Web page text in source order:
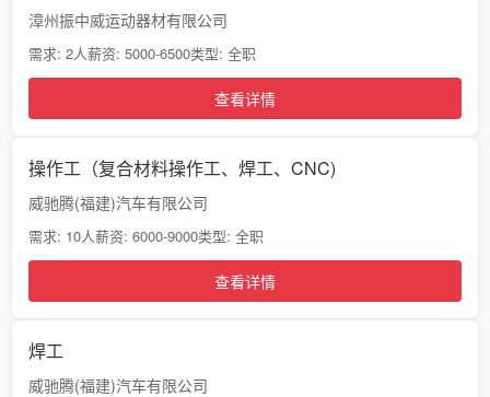
漳州振中威运动器材有限公司
需求: 2人薪资: 5000-6500类型: 全职
查看详情
操作工（复合材料操作工、焊工、CNC)
威驰腾(福建)汽车有限公司
需求: 10人薪资: 6000-9000类型: 全职
查看详情
焊工
威驰腾(福建)汽车有限公司